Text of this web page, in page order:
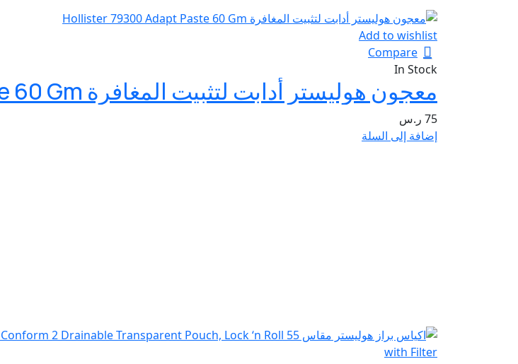
Add to wishlist
Compare
In Stock
75 ر.س
إضافة إلى السلة